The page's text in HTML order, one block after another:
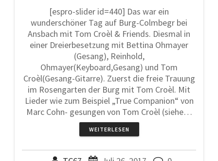
[espro-slider id=440] Das war ein
wunderschöner Tag auf Burg-Colmbegr bei
Ansbach mit Tom Croèl & Friends. Diesmal in
einer Dreierbesetzung mit Bettina Ohmayer
(Gesang), Reinhold,
Ohmayer(Keyboard,Gesang) und Tom
Croèl(Gesang-Gitarre). Zuerst die freie Trauung
im Rosengarten der Burg mit Tom Croèl. Mit
Lieder wie zum Beispiel „True Companion“ von
Marc Cohn- gesungen von Tom Croèl (siehe…
WEITERLESEN